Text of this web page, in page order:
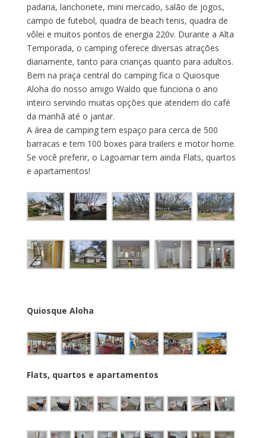
padaria, lanchonete, mini mercado, salão de jogos,
campo de futebol, quadra de beach tenis, quadra de
vôlei e muitos pontos de energia 220v. Durante a Alta
Temporada, o camping oferece diversas atrações
diariamente, tanto para crianças quanto para adultos.
Bem na praça central do camping fica o Quiosque
Aloha do nosso amigo Waldo que funciona o ano
inteiro servindo muitas opções que atendem do café
da manhã até o jantar.
A área de camping tem espaço para cerca de 500
barracas e tem 100 boxes para trailers e motor home.
Se você preferir, o Lagoamar tem ainda Flats, quartos
e apartamentos!
Quiosque Aloha
Flats, quartos e apartamentos